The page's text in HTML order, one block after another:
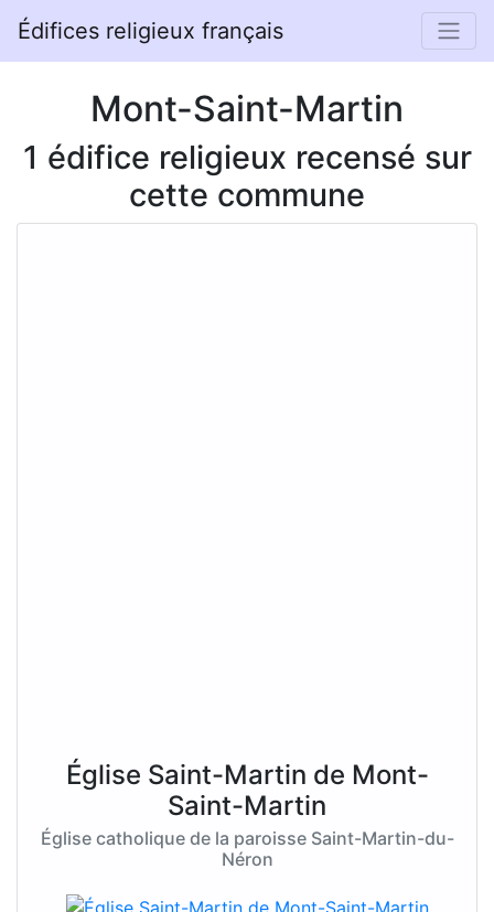
Édifices religieux français
Mont-Saint-Martin
1 édifice religieux recensé sur
cette commune
Église Saint-Martin de Mont-
Saint-Martin
Église catholique de la paroisse Saint-Martin-du-
Néron